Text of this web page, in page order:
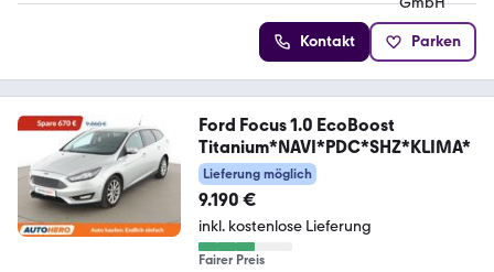
Kontakt Parken
Ford Focus 1.0 EcoBoost
Titanium*NAVI*PDC*SHZ*KLIMA*
Lieferung möglich
9.190 €
inkl. kostenlose Lieferung
Fairer Preis